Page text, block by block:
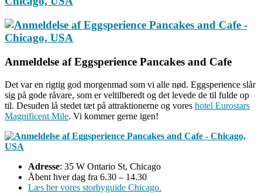
Anmeldelse af Eggsperience Pancakes and Cafe
Det var en rigtig god morgenmad som vi alle nød. Eggsperience slår
sig på gode råvare, som er veltilberedt og det levede de til fulde op
til. Desuden lå stedet tæt på attraktionerne og vores hotel Eurostars
Magnificent Mile .‏ Vi kommer gerne igen!
Adresse: 35 W Ontario St, Chicago
Åbent hver dag fra 6.30 – 14.30
Læs her vores storbyguide Chicago.